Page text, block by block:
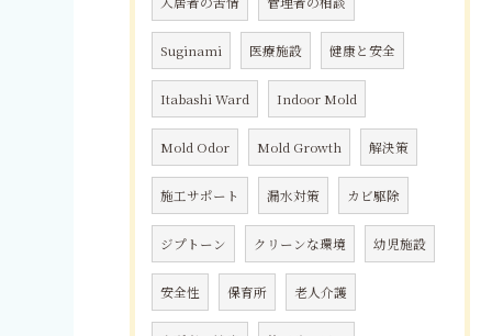
Suginami 医療施設 健康と安全
Itabashi Ward Indoor Mold
Mold Odor Mold Growth 解決策
施工サポート 漏水対策 カビ駆除
ジプトーン クリーンな環境 幼児施設
安全性 保育所 老人介護